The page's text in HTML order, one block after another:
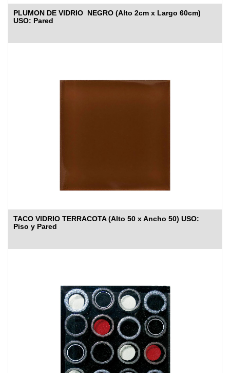
PLUMON DE VIDRIO NEGRO (Alto 2cm x Largo 60cm)
USO: Pared
TACO VIDRIO TERRACOTA (Alto 50 x Ancho 50) USO:
Piso y Pared